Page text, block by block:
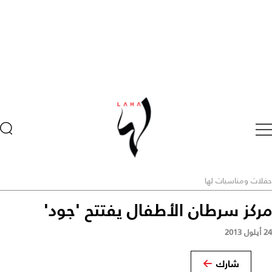
حفلات ومناسبات لها
مركز سرطان الأطفال يفتتح 'جود'
24 أيلول 2013
شارك